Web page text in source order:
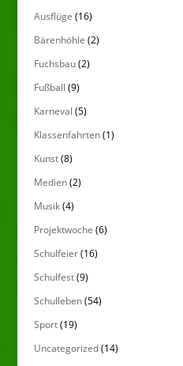
Ausflüge (16)
Bärenhöhle (2)
Fuchsbau(2)
Fußball (9)
Karneval (5)
Klassenfahrten(1)
Kunst(8)
Medien(2)
Musik(4)
Projektwoche (6)
Schulfeier(16)
Schulfest(9)
Schulleben(54)
Sport(19)
Uncategorized(14)